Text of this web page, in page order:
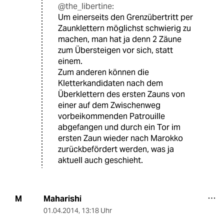
@the_libertine:
Um einerseits den Grenzübertritt per
Zaunklettern möglichst schwierig zu
machen, man hat ja denn 2 Zäune
zum Übersteigen vor sich, statt
einem.
Zum anderen können die
Kletterkandidaten nach dem
Überklettern des ersten Zauns von
einer auf dem Zwischenweg
vorbeikommenden Patrouille
abgefangen und durch ein Tor im
ersten Zaun wieder nach Marokko
zurückbefördert werden, was ja
aktuell auch geschieht.
M Maharishi
01.04.2014, 13:18 Uhr